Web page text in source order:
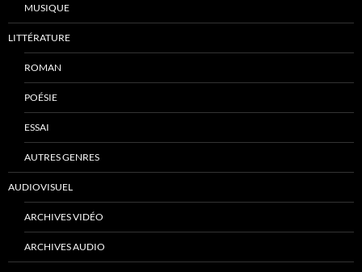
MUSIQUE
LITTÉRATURE
ROMAN
POÉSIE
ESSAI
AUTRES GENRES
AUDIOVISUEL
ARCHIVES VIDÉO
ARCHIVES AUDIO